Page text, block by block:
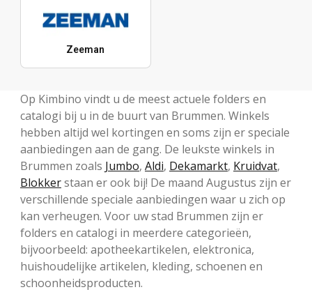
Zeeman
Op Kimbino vindt u de meest actuele folders en
catalogi bij u in de buurt van Brummen. Winkels
hebben altijd wel kortingen en soms zijn er speciale
aanbiedingen aan de gang. De leukste winkels in
Brummen zoals Jumbo, Aldi, Dekamarkt, Kruidvat,
Blokkerstaan er ook bij! De maand Augustus zijn er
verschillende speciale aanbiedingen waar u zich op
kan verheugen. Voor uw stad Brummen zijn er
folders en catalogi in meerdere categorieën,
bijvoorbeeld: apotheekartikelen, elektronica,
huishoudelijke artikelen, kleding, schoenen en
schoonheidsproducten.